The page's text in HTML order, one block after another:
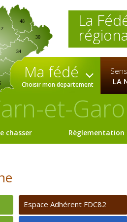
La
30
34
48
Ma fédé
Choisir mon departement
LA
et-
chasser Règlementation
Espace Adhérent FDC82